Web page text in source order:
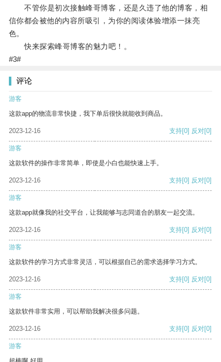
不管你是初次接触峰哥博客，还是久违了他的博客，相
信你都会被他的内容所吸引，为你的阅读体验增添一抹亮
色。
快来探索峰哥博客的魅力吧！。
#3#
评论
游客
这款app的物流非常快捷，我下单后很快就能收到商品。
2023-12-16 支持[0] 反对[0]
游客
这款软件的操作非常简单，即使是小白也能快速上手。
2023-12-16 支持[0] 反对[0]
游客
这款app就像我的社交平台，让我能够与志同道合的朋友一起交流。
2023-12-16 支持[0] 反对[0]
游客
这款软件的学习方式非常灵活，可以根据自己的需求选择学习方式。
2023-12-16 支持[0] 反对[0]
游客
这款软件非常实用，可以帮助我解决很多问题。
2023-12-16 支持[0] 反对[0]
游客